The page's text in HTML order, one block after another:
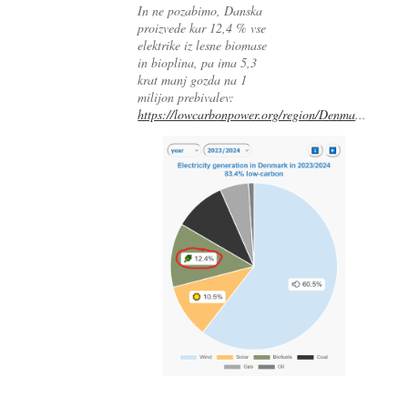
In ne pozabimo, Danska
proizvede kar 12,4 % vse
elektrike iz lesne biomase
in bioplina, pa ima 5,3
krat manj gozda na 1
milijon prebivalev:
https://lowcarbonpower.org/region/Denma...